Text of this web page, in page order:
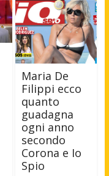
Maria De
Filippi ecco
quanto
guadagna
ogni anno
secondo
Corona e Io
Spio